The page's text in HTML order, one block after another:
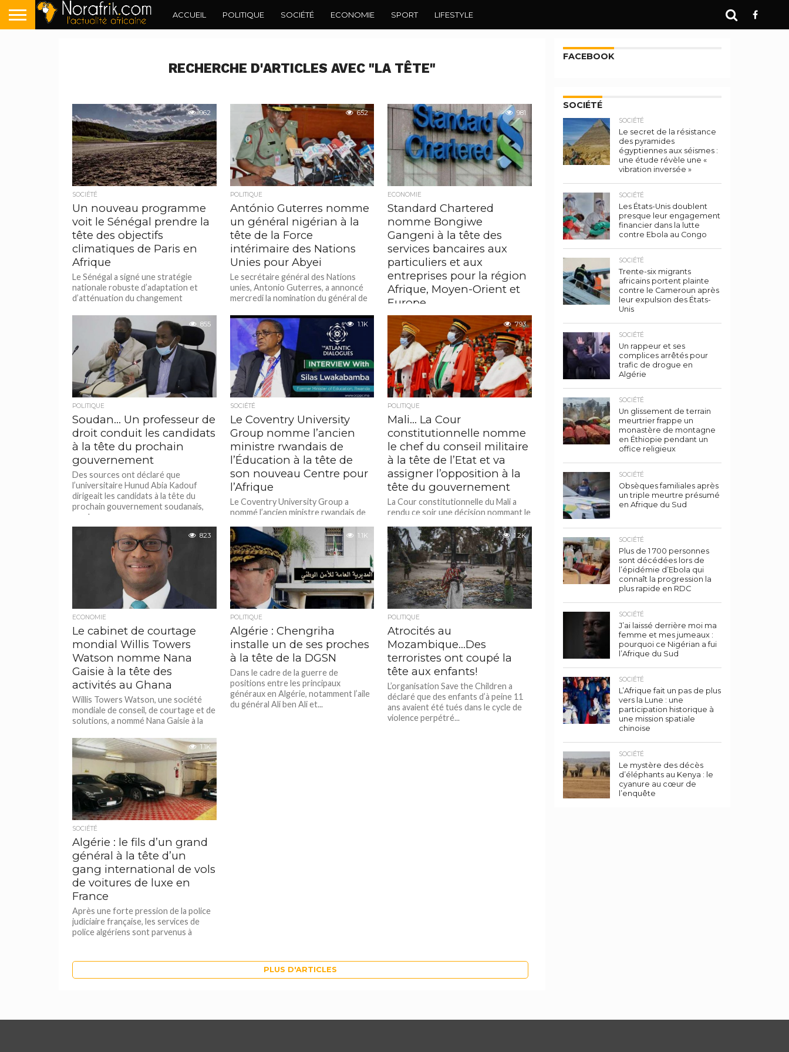
ACCUEIL POLITIQUE SOCIÉTÉ ECONOMIE SPORT LIFESTYLE
RECHERCHE D'ARTICLES AVEC "LA TÊTE"
962
SOCIÉTÉ
Un nouveau programme
voit le Sénégal prendre la
tête des objectifs
climatiques de Paris en
Afrique
Le Sénégal a signé une stratégie
nationale robuste d’adaptation et
d’atténuation du changement
d’une stratégie de développement
652
POLITIQUE
António Guterres nomme
un général nigérian à la
tête de la Force
intérimaire des Nations
Unies pour Abyei
Le secrétaire général des Nations
unies, Antonio Guterres, a annoncé
mercredi la nomination du général de
Soyer au...
981
ECONOMIE
Standard Chartered
nomme Bongiwe
Gangeni à la tête des
services bancaires aux
particuliers et aux
entreprises pour la région
Afrique, Moyen-Orient et
Europe
Standard Chartered a nommé
Bongiwe Gangeni en tant que Head,
Consumer, Private & Business Banking
(CPBB), Afrique & Moyen-Orient et
Europe (AME/E),...
855
POLITIQUE
Soudan… Un professeur de
droit conduit les candidats
à la tête du prochain
gouvernement
Des sources ont déclaré que
l’universitaire Hunud Abia Kadouf
dirigeait les candidats à la tête du
prochain gouvernement soudanais,
que le nouveau...
1.1K
SOCIÉTÉ
Le Coventry University
Group nomme l’ancien
ministre rwandais de
l’Éducation à la tête de
son nouveau Centre pour
l’Afrique
Le Coventry University Group a
nommé l’ancien ministre rwandais de
Lwakabamba, directeur général
régional de son nouveau centre...
793
POLITIQUE
Mali… La Cour
constitutionnelle nomme
le chef du conseil militaire
à la tête de l’Etat et va
assigner l’opposition à la
tête du gouvernement
La Cour constitutionnelle du Mali a
rendu ce soir une décision nommant le
Guetta, à la tête...
823
ECONOMIE
Le cabinet de courtage
mondial Willis Towers
Watson nomme Nana
Gaisie à la tête des
activités au Ghana
Willis Towers Watson, une société
mondiale de conseil, de courtage et de
solutions, a nommé Nana Gaisie à la
1.1K
POLITIQUE
Algérie : Chengriha
installe un de ses proches
à la tête de la DGSN
Dans le cadre de la guerre de
positions entre les principaux
généraux en Algérie, notamment l’aile
du général Ali ben Ali et...
1.2K
POLITIQUE
Atrocités au
Mozambique…Des
terroristes ont coupé la
tête aux enfants!
L’organisation Save the Children a
déclaré que des enfants d’à peine 11
ans avaient été tués dans le cycle de
violence perpétré...
1.1K
SOCIÉTÉ
Algérie : le fils d’un grand
général à la tête d’un
gang international de vols
de voitures de luxe en
France
Après une forte pression de la police
judiciaire française, les services de
police algériens sont parvenus à
PLUS D'ARTICLES
FACEBOOK
SOCIÉTÉ
SOCIÉTÉ
Le secret de la résistance
des pyramides
égyptiennes aux séismes :
une étude révèle une «
vibration inversée »
SOCIÉTÉ
Les États-Unis doublent
presque leur engagement
financier dans la lutte
contre Ebola au Congo
SOCIÉTÉ
Trente-six migrants
africains portent plainte
contre le Cameroun après
leur expulsion des États-
Unis
SOCIÉTÉ
Un rappeur et ses
complices arrêtés pour
trafic de drogue en
Algérie
SOCIÉTÉ
Un glissement de terrain
meurtrier frappe un
monastère de montagne
en Éthiopie pendant un
office religieux
SOCIÉTÉ
Obsèques familiales après
un triple meurtre présumé
en Afrique du Sud
SOCIÉTÉ
Plus de 1 700 personnes
sont décédées lors de
l’épidémie d’Ebola qui
connaît la progression la
plus rapide en RDC
SOCIÉTÉ
J’ai laissé derrière moi ma
femme et mes jumeaux :
pourquoi ce Nigérian a fui
l’Afrique du Sud
SOCIÉTÉ
L’Afrique fait un pas de plus
vers la Lune : une
participation historique à
une mission spatiale
chinoise
SOCIÉTÉ
Le mystère des décès
d’éléphants au Kenya : le
cyanure au cœur de
l’enquête